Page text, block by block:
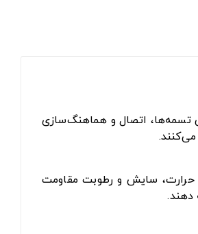
تسمه‌ها، اتصال و هماهنگ‌سازی
حرارت، سایش و رطوبت مقاومت
دهند.